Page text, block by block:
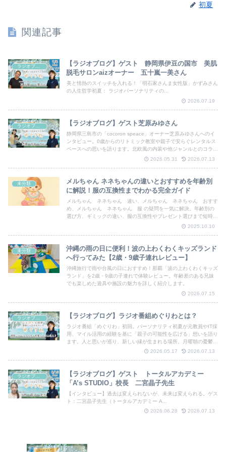
初夏
関連記事
【ラジオブログ】ゲスト 静岡県伊豆の国市 美肌
脱毛サロンaizオーナー 五十嵐一美さん
美と情熱のスイッチを入れる！「明石家さんま女性版」かずみさん
の人生哲学初夏： ラジオパーソナリティの...
2026.07.19
【ラジオブログ】ゲスト芝原みゆさん
静岡県三島市の「cocoron speace」オーナー芝原みゆさんへのイ
ンタビュー。0歳からのリトミック教室や親子で安らぐレンタルス
ペースへの思いを語ります。北欧風の内装や他ジャンルとのコラボ
も紹介。地域と繋がる温かい居場所の魅力が詰まった内容です。
2026.05.31 2026.07.13
未分類
メルちゃん ネネちゃんの違いとおすすめを年齢別
に解説！服の互換性までわかる完全ガイド
メルちゃん ネネちゃん 違い、メルちゃん ネネちゃん おすす
め、メルちゃん ネネちゃん 服 の疑問を一気に解決。年齢別の
選び方、ギミックの違い、服の互換性やプレゼント選びまで短時間
2025.10.10
未分類
沖縄の雨の日に便利！波の上わくわくキッズランド
へ行ってみた【2歳・9歳子連れレビュー】
沖縄旅行で雨や台風の日におすすめ！那覇「波の上わくわくキッズ
ランド」を2歳・9歳の子連れで体験レビュー。年齢差のある兄妹
でも楽しめた遊具や施設の魅力を詳しく紹介します。
2026.07.15
ラジオブログ 【ラジオブログ】ラジオ番組めぐりわとは？
ラジオ番組「めぐりわ」初回。パーソナリティ初夏が元教員やIT採
用、マイル活用の経験を基に「親子の可能性を広げる」想いを語り
ます。人と思いが巡り、新しい縁が生まれる場所。月曜朝の憂鬱を
ワクワクに変える30分を夢の種放送局からお届けします
2026.05.17 2026.07.13
ラジオブログ
【ラジオブログ】ゲスト トータルアカデミー
「A’s STUDIO」校長 二宮晶子先生
【インタビュー】過去は変えられないが、未来は変えられる。ゲス
ト：二宮晶子先生（トータルアカデミー A...
2026.06.28
2026.07.13